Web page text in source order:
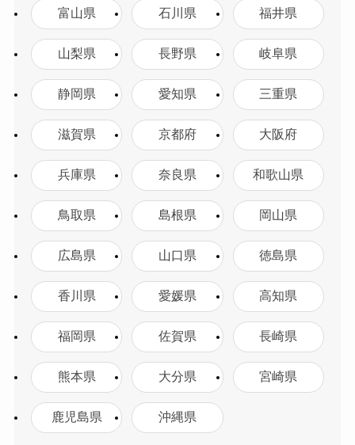
富山県 石川県 福井県
山梨県 長野県 岐阜県
静岡県 愛知県 三重県
滋賀県 京都府 大阪府
兵庫県 奈良県 和歌山県
鳥取県 島根県 岡山県
広島県 山口県 徳島県
香川県 愛媛県 高知県
福岡県 佐賀県 長崎県
熊本県 大分県 宮崎県
鹿児島県 沖縄県